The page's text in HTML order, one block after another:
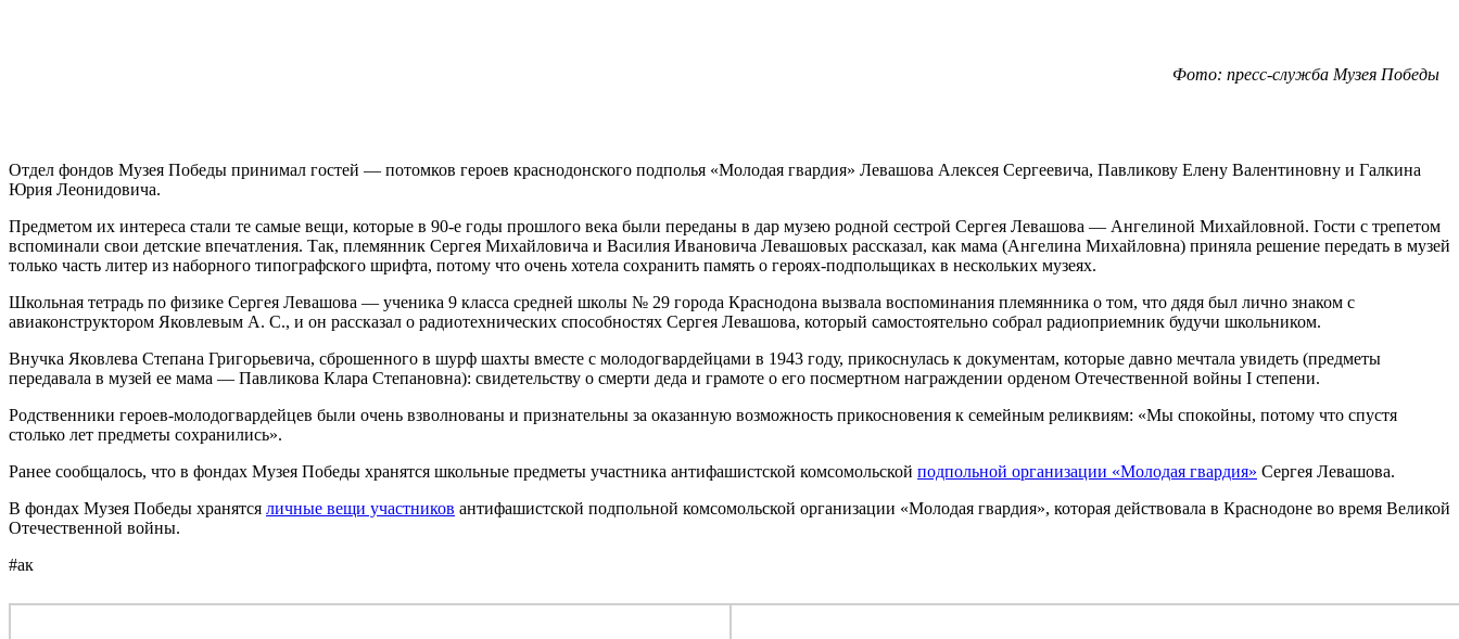
Фото: пресс-служба Музея Победы
Отдел фондов Музея Победы принимал гостей — потомков героев краснодонского подполья «Молодая гвардия» Левашова Алексея Сергеевича, Павликову Елену Валентиновну и Галкина
Юрия Леонидовича.
Предметом их интереса стали те самые вещи, которые в 90-е годы прошлого века были переданы в дар музею родной сестрой Сергея Левашова — Ангелиной Михайловной. Гости с трепетом
вспоминали свои детские впечатления. Так, племянник Сергея Михайловича и Василия Ивановича Левашовых рассказал, как мама (Ангелина Михайловна) приняла решение передать в музей
только часть литер из наборного типографского шрифта, потому что очень хотела сохранить память о героях-подпольщиках в нескольких музеях.
Школьная тетрадь по физике Сергея Левашова — ученика 9 класса средней школы № 29 города Краснодона вызвала воспоминания племянника о том, что дядя был лично знаком с
авиаконструктором Яковлевым А. С., и он рассказал о радиотехнических способностях Сергея Левашова, который самостоятельно собрал радиоприемник будучи школьником.
Внучка Яковлева Степана Григорьевича, сброшенного в шурф шахты вместе с молодогвардейцами в 1943 году, прикоснулась к документам, которые давно мечтала увидеть (предметы
передавала в музей ее мама — Павликова Клара Степановна): свидетельству о смерти деда и грамоте о его посмертном награждении орденом Отечественной войны I степени.
Родственники героев-молодогвардейцев были очень взволнованы и признательны за оказанную возможность прикосновения к семейным реликвиям: «Мы спокойны, потому что спустя
столько лет предметы сохранились».
Ранее сообщалось, что в фондах Музея Победы хранятся школьные предметы участника антифашистской комсомольской подпольной организации «Молодая гвардия» Сергея Левашова.
В фондах Музея Победы хранятся личные вещи участников антифашистской подпольной комсомольской организации «Молодая гвардия», которая действовала в Краснодоне во время Великой
Отечественной войны.
#ак